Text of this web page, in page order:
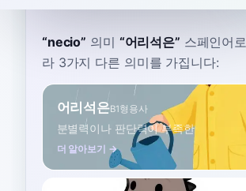
“necio” 의미 “어리석은” 스페인어로
라 3가지 다른 의미를 가집니다:
어리석은B1형용사
분별력이나 판단력이 부족한
더 알아보기 →